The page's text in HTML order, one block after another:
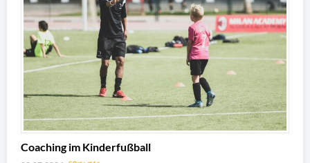
Coaching im Kinderfußball